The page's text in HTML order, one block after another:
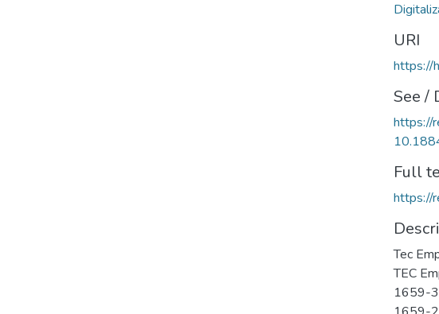
URI
https://
See /
https://
Full
https://
Tec
TEC
1659-